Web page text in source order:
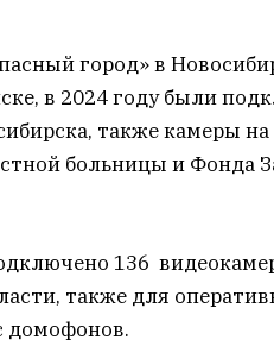
город» в
в 2024 году были
также камеры
больницы и Фонда
136
также для
домофонов.